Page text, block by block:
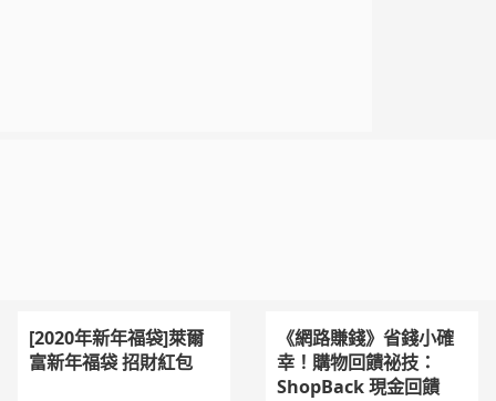
《網路賺錢》省錢小確
幸！購物回饋祕技：
ShopBack 現金回饋
[2020年新年福袋]萊爾
富新年福袋 招財紅包